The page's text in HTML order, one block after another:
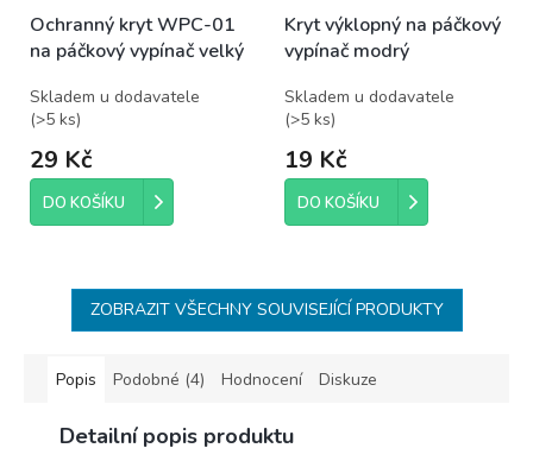
Ochranný kryt WPC-01
na páčkový vypínač velký
Skladem u dodavatele
(>5 ks)
29 Kč
DO KOŠÍKU
Kryt výklopný na páčkový
vypínač modrý
Skladem u dodavatele
(>5 ks)
19 Kč
DO KOŠÍKU
ZOBRAZIT VŠECHNY SOUVISEJÍCÍ PRODUKTY
Popis Podobné (4) Hodnocení Diskuze
Detailní popis produktu